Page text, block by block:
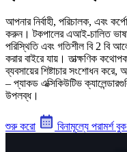
আপনার নির্বাহী, পরিচালক, এবং
করুন। টকপালের এআই-চালিত ভাষা
পরিস্থিতি এবং গতিশীল বি 2 বি
করার বাইরে যায়। তাত্ক্ষণিক
ব্যবসায়ের শিষ্টাচার সংশোধন
– প্যাকড এক্সিকিউটিভ
উপলব্ধ।
শুরু করো বিনামূল্যে পরামর্শ